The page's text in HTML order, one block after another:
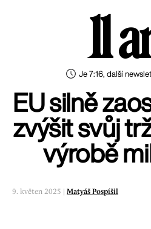
Je 7:16, další
11
EU silně
zvýšit svůj
výrobě
9. květen 2025 | Matyáš Pospíšil